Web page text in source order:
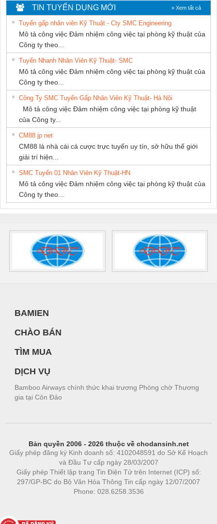
Ba Miền
THIÊN ÂN VIỆT
NAM
TIN TUYỂN DỤNG MỚI » Xem tất cả
Tuyển gấp nhân viên Kỹ Thuật - Cty SMC Engineering
Mô tả công việc Đảm nhiệm công việc tại phòng kỹ thuật của
Công ty theo...
Tuyển Nhanh Nhân Viên Kỹ Thuật- SMC
Mô tả công việc Đảm nhiệm công việc tại phòng kỹ thuật của
Công ty theo...
Công Ty SMC Tuyển Gấp Nhân Viên Kỹ Thuật- Hà Nội
Mô tả công việc Đảm nhiệm công việc tại phòng kỹ thuật
của Công ty...
CM88 jp net
CM88 là nhà cái cá cược trực tuyến uy tín, sở hữu thế giới
giải trí hiện...
SMC Tuyển 01 Nhân Viên Kỹ Thuật-HN
Mô tả công việc Đảm nhiệm công việc tại phòng kỹ thuật của
Công ty theo...
BAMIEN
CHÀO BÁN
TÌM MUA
DỊCH VỤ
Bamboo Airways chính thức khai trương Phòng chờ Thương
gia tại Côn Đảo
Bản quyền 2006 - 2026 thuộc về chodansinh.net
Giấy phép đăng ký Kinh doanh số: 4102048591 do Sở Kế Hoạch
và Đầu Tư cấp ngày 28/03/2007
Giấy phép Thiết lập trang Tin Điện Tử trên Internet (ICP) số:
297/GP-BC do Bộ Văn Hóa Thông Tin cấp ngày 12/07/2007
Phone: 028.6258.3536